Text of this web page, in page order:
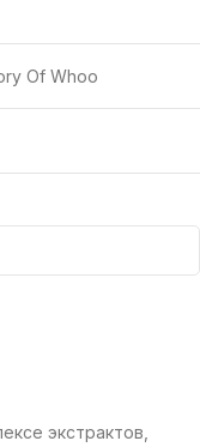
Of Whoo
экстрактов,